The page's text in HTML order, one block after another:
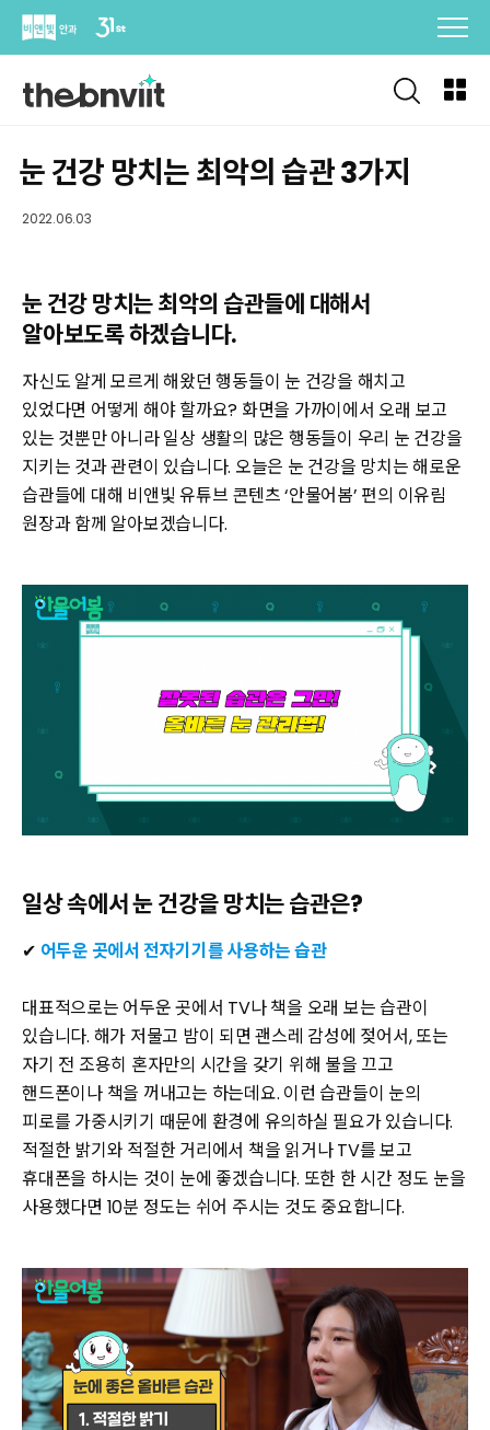
Skip
눈 건강 망치는 최악의 습관 3가지
2022.06.03
눈 건강 망치는 최악의 습관들에 대해서
알아보도록 하겠습니다.
자신도 알게 모르게 해왔던 행동들이 눈 건강을 해치고
있었다면 어떻게 해야 할까요? 화면을 가까이에서 오래 보고
있는 것뿐만 아니라 일상 생활의 많은 행동들이 우리 눈 건강을
지키는 것과 관련이 있습니다. 오늘은 눈 건강을 망치는 해로운
습관들에 대해 비앤빛 유튜브 콘텐츠 ‘안물어봄’ 편의 이유림
원장과 함께 알아보겠습니다.
일상 속에서 눈 건강을 망치는 습관은?
✔ 어두운 곳에서 전자기기를 사용하는 습관
대표적으로는 어두운 곳에서 TV나 책을 오래 보는 습관이
있습니다. 해가 저물고 밤이 되면 괜스레 감성에 젖어서, 또는
자기 전 조용히 혼자만의 시간을 갖기 위해 불을 끄고
핸드폰이나 책을 꺼내고는 하는데요. 이런 습관들이 눈의
피로를 가중시키기 때문에 환경에 유의하실 필요가 있습니다.
적절한 밝기와 적절한 거리에서 책을 읽거나 TV를 보고
휴대폰을 하시는 것이 눈에 좋겠습니다. 또한 한 시간 정도 눈을
사용했다면 10분 정도는 쉬어 주시는 것도 중요합니다.